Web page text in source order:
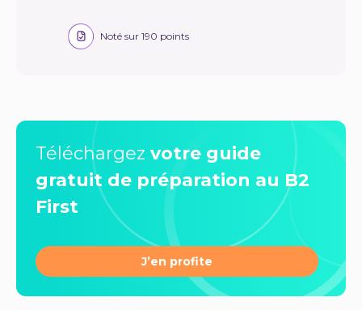
Noté sur 190 points
Téléchargez votre guide
gratuit de préparation au B2
First
J’en profite